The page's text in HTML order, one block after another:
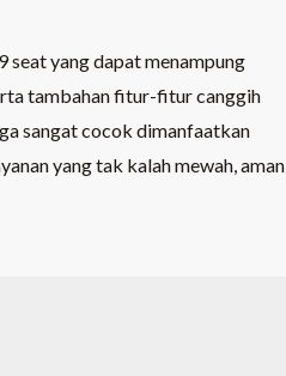
seat yang dapat menampung
tambahan fitur-fitur canggih
sangat cocok dimanfaatkan
yang tak kalah mewah, aman